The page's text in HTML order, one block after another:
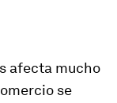
afecta mucho
se